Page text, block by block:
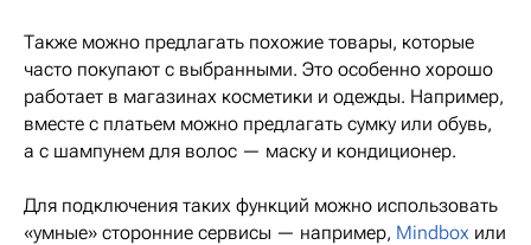
Также можно предлагать похожие товары, которые
часто покупают с выбранными. Это особенно хорошо
работает в магазинах косметики и одежды. Например,
вместе с платьем можно предлагать сумку или обувь,
а с шампунем для волос — маску и кондиционер.
Для подключения таких функций можно использовать
«умные» сторонние сервисы — например, Mindbox или